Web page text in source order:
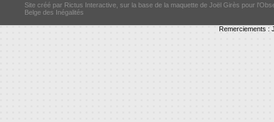
Site créé par Rictus Interactive, sur la base de la maquette de Joël Girès pour
Belge des Inégalités
Remerciements :